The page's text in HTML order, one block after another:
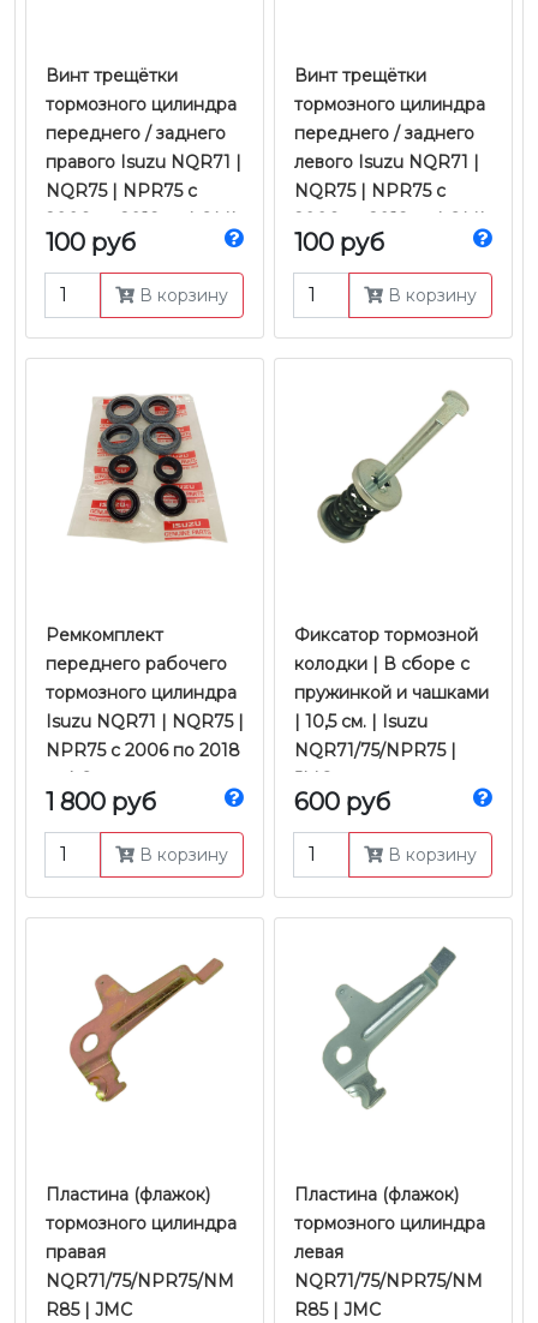
Винт трещётки
тормозного цилиндра
переднего / заднего
правого Isuzu NQR71 |
NQR75 | NPR75 с
2006 по 2018 гг. | QML
100 руб
В корзину
Винт трещётки
тормозного цилиндра
переднего / заднего
левого Isuzu NQR71 |
NQR75 | NPR75 с
2006 по 2018 гг. | QML
100 руб
В корзину
​​​​​​​Ремкомплект
переднего рабочего
тормозного цилиндра
Isuzu NQR71 | NQR75 |
NPR75 с 2006 по 2018
гг. | Оригинал
1 800 руб
В корзину
Фиксатор тормозной
колодки | В сборе с
пружинкой и чашками
| 10,5 см. | Isuzu
NQR71/75/NPR75 |
JMC
600 руб
В корзину
Пластина (флажок)
тормозного цилиндра
правая
NQR71/75/NPR75/NM
R85 | JMC
Пластина (флажок)
тормозного цилиндра
левая
NQR71/75/NPR75/NM
R85 | JMC